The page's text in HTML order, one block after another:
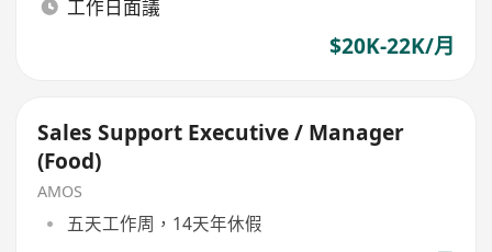
工作日面議
$20K-22K/月
Sales Support Executive / Manager
(Food)
AMOS
五天工作周，14天年休假